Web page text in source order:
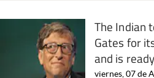
The Indian
Gates for
and is
viernes, 07 de